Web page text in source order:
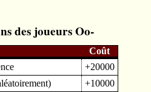
des joueurs
Coût
+20000
+10000